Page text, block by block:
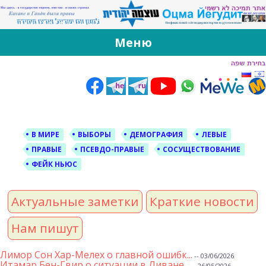
За Оцма Йегудит
עוצמה יהודית ברוסית ובעברית
Меню
В МИРЕ ВЫБОРЫ ДЕМОГРАФИЯ
ЛЕВЫЕ
ПРАВЫЕ
ПСЕВДО-ПРАВЫЕ
СОСУЩЕСТВОВАНИЕ
ФЕЙК НЬЮС
Актуальные заметки
Краткие новости
Нам пишут
Лимор Сон Хар-Мелех о главной ошибк... -- 03/06/2026